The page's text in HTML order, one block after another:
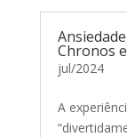
Chronos
jul/2024
A